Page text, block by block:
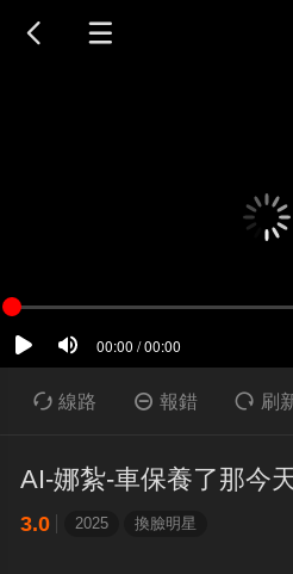
 
 線路  報錯  刷
AI-娜紮-車保養了那今
3.0 2025 換臉明星